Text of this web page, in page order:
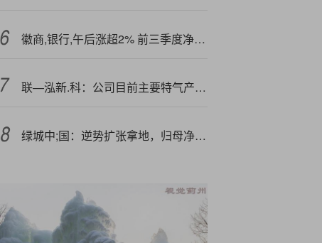
徽商,银行,午后涨超2% 前三季度净利润141.49亿元
联—泓新.科：公司目前主要特气产品为电子级氯化氢、电子级氯气，新装置已建成生产，处于产能爬坡阶段
绿城中;国：逆势扩张拿地，归母净利下降近九成